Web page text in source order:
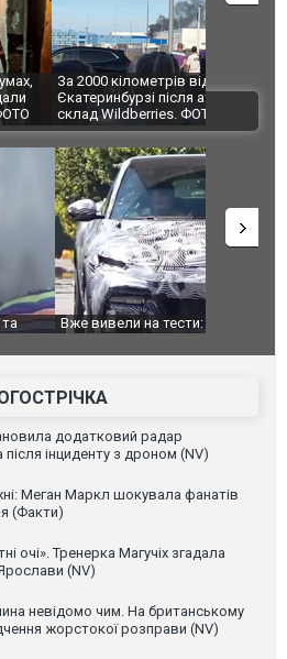
від кордону з Україною: в
атаки дронів загорівся
ФОТО. ВІДЕО
"Мої
ВІДЕО
Ferrari готує оновлення
Вийшов
фільму
додатковий радар
інциденту з дроном (NV)
Меган Маркл шокувала фанатів
(Факти)
очі». Тренерка Магучіх згадала
(NV)
невідомо чим. На британському
жорстокої розправи (NV)